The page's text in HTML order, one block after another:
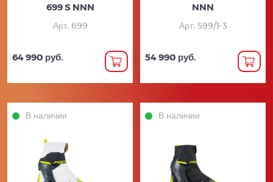
699 S NNN
Арт. 699
64 990 руб.
NNN
Арт. 599/1-3
54 990 руб.
В наличии В наличии